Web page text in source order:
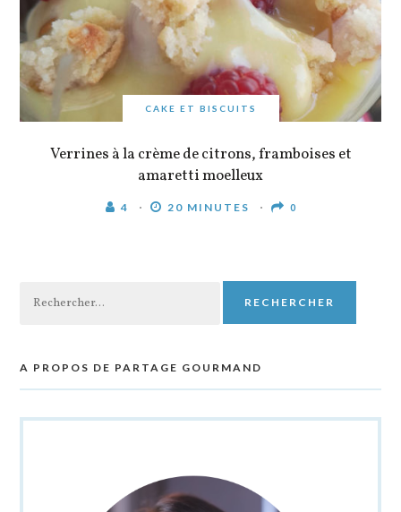
CAKE ET BISCUITS
Verrines à la crème de citrons, framboises et
amaretti moelleux
4 20 MINUTES 0
A PROPOS DE PARTAGE GOURMAND